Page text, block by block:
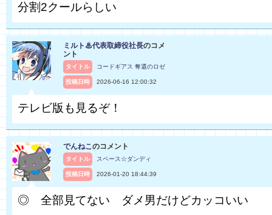
分割2クールらしい
ミルト♨代表取締役社長のコメ
ント
タイトル コードギアス 奪還のロゼ
投稿日時 2026-06-16 12:00:32
テレビ版も見るぞ！
でんねこのコメント
タイトル スペース☆ダンディ
投稿日時 2026-01-20 18:44:39
◎ 全部見てない ダメ男だけどカッコいい